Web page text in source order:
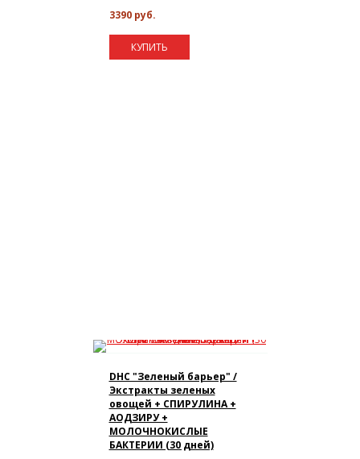
3390 руб.
КУПИТЬ
DHC "Зеленый барьер" /
Экстракты зеленых
овощей + СПИРУЛИНА +
АОДЗИРУ +
МОЛОЧНОКИСЛЫЕ
БАКТЕРИИ (30 дней)